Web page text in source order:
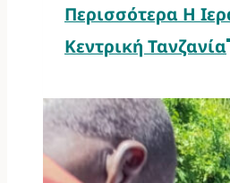
Περισσότερα Η
Κεντρική Τανζανία